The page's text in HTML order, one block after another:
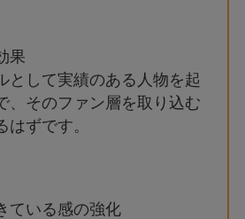
果
として実績のある人物を起
、そのファン層を取り込む
はずです。
ている感の強化